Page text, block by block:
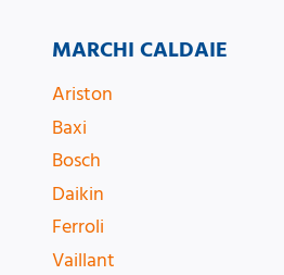
MARCHI CALDAIE
Ariston
Baxi
Bosch
Daikin
Ferroli
Vaillant